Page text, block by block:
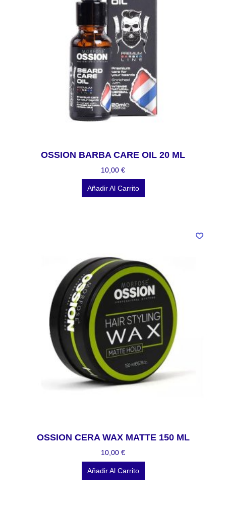
OSSION BARBA CARE OIL 20 ML
10,00 €
Añadir Al Carrito
OSSION CERA WAX MATTE 150 ML
10,00 €
Añadir Al Carrito